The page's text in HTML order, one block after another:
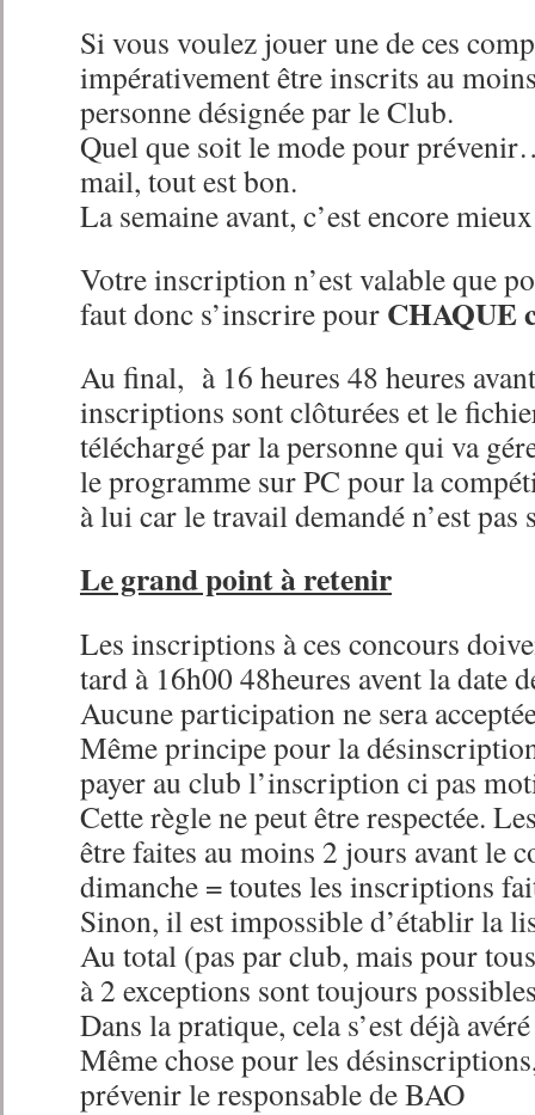
Si vous voulez jouer une de ces
impérativement être inscrits au
personne désignée par le Club.
Quel que soit le mode pour
mail, tout est bon.
La semaine avant, c’est encore
Votre inscription n’est valable que
faut donc s’inscrire pour CHAQUE
Au final, à 16 heures 48 heures
inscriptions sont clôturées et le
téléchargé par la personne qui va
le programme sur PC pour la
à lui car le travail demandé n’est pas
Le grand point à retenir
Les inscriptions à ces concours
tard à 16h00 48heures avent la date
Aucune participation ne sera
Même principe pour la
payer au club l’inscription ci pas
Cette règle ne peut être respectée.
être faites au moins 2 jours avant le
dimanche = toutes les inscriptions
Sinon, il est impossible d’établir la
Au total (pas par club, mais pour
à 2 exceptions sont toujours
Dans la pratique, cela s’est déjà
Même chose pour les
prévenir le responsable de BAO